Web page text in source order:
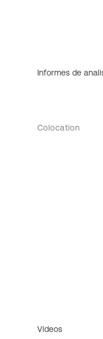
Informes de
Colocation
Vídeos